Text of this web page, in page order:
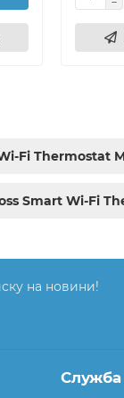
Fi Thermostat
Smart Wi-Fi
на новини!
Служба